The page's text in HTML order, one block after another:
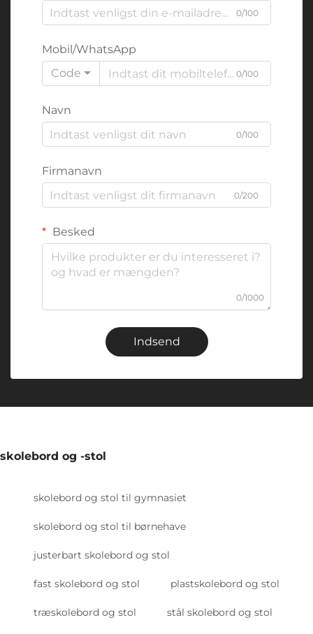
0/100
Mobil/WhatsApp
Code
0/100
Navn
0/100
Firmanavn
0/200
Besked
0/1000
Indsend
skolebord og -stol
skolebord og stol til gymnasiet
skolebord og stol til børnehave
justerbart skolebord og stol
fast skolebord og stol plastskolebord og stol
træskolebord og stol stål skolebord og stol